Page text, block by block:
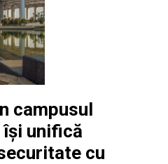
campusul
își unifică
cu